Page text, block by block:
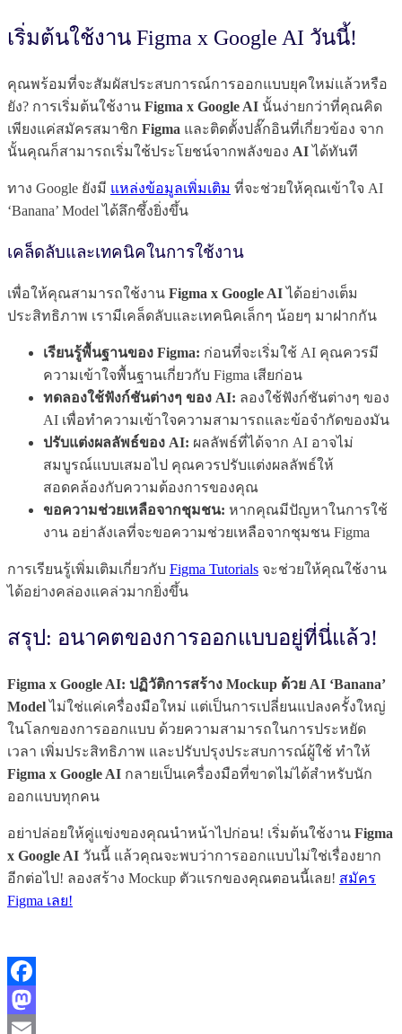
เริ่มต้นใช้งาน Figma x Google AI วันนี้!
คุณพร้อมที่จะสัมผัสประสบการณ์การออกแบบยุคใหม่แล้วหรือ
ยัง? การเริ่มต้นใช้งาน Figma x Google AI นั้นง่ายกว่าที่คุณคิด
เพียงแค่สมัครสมาชิก Figma และติดตั้งปลั๊กอินที่เกี่ยวข้อง จาก
นั้นคุณก็สามารถเริ่มใช้ประโยชน์จากพลังของ AIได้ทันที
ทาง Google ยังมี แหล่งข้อมูลเพิ่มเติม ที่จะช่วยให้คุณเข้าใจ AI
‘Banana’ Model ได้ลึกซึ้งยิ่งขึ้น
เคล็ดลับและเทคนิคในการใช้งาน
เพื่อให้คุณสามารถใช้งาน Figma x Google AIได้อย่างเต็ม
ประสิทธิภาพ เรามีเคล็ดลับและเทคนิคเล็กๆ น้อยๆ มาฝากกัน
เรียนรู้พื้นฐานของ Figma: ก่อนที่จะเริ่มใช้ AI คุณควรมี
ความเข้าใจพื้นฐานเกี่ยวกับ Figma เสียก่อน
ทดลองใช้ฟังก์ชันต่างๆ ของ AI: ลองใช้ฟังก์ชันต่างๆ ของ
AI เพื่อทำความเข้าใจความสามารถและข้อจำกัดของมัน
ปรับแต่งผลลัพธ์ของ AI: ผลลัพธ์ที่ได้จาก AI อาจไม่
สมบูรณ์แบบเสมอไป คุณควรปรับแต่งผลลัพธ์ให้
สอดคล้องกับความต้องการของคุณ
ขอความช่วยเหลือจากชุมชน: หากคุณมีปัญหาในการใช้
งาน อย่าลังเลที่จะขอความช่วยเหลือจากชุมชน Figma
การเรียนรู้เพิ่มเติมเกี่ยวกับ Figma Tutorials จะช่วยให้คุณใช้งาน
ได้อย่างคล่องแคล่วมากยิ่งขึ้น
สรุป: อนาคตของการออกแบบอยู่ที่นี่แล้ว!
Figma x Google AI: ปฏิวัติการสร้าง Mockup ด้วย AI ‘Banana’
Modelไม่ใช่แค่เครื่องมือใหม่ แต่เป็นการเปลี่ยนแปลงครั้งใหญ่
ในโลกของการออกแบบ ด้วยความสามารถในการประหยัด
เวลา เพิ่มประสิทธิภาพ และปรับปรุงประสบการณ์ผู้ใช้ ทำให้
Figma x Google AI กลายเป็นเครื่องมือที่ขาดไม่ได้สำหรับนัก
ออกแบบทุกคน
อย่าปล่อยให้คู่แข่งของคุณนำหน้าไปก่อน! เริ่มต้นใช้งาน Figma
x Google AI วันนี้ แล้วคุณจะพบว่าการออกแบบไม่ใช่เรื่องยาก
อีกต่อไป! ลองสร้าง Mockup ตัวแรกของคุณตอนนี้เลย! สมัคร
Figma เลย!
Facebook
Mastodon